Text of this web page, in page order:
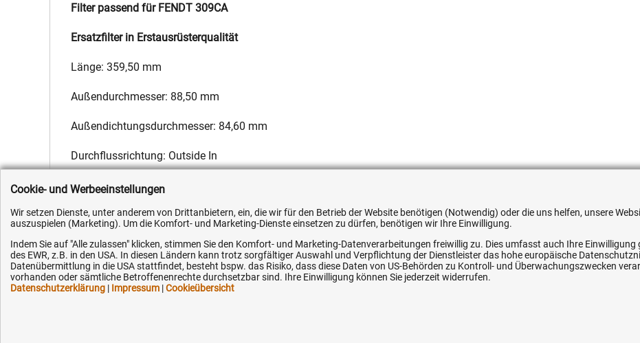
Filter passend für FENDT 309CA
Ersatzfilter in Erstausrüsterqualität
Länge: 359,50 mm
Außendurchmesser: 88,50 mm
Außendichtungsdurchmesser: 84,60 mm
Durchflussrichtung: Outside In
Hersteller: Fleetguard
Kundenhotline (Festnetz): Hilfe & Service Ihre Hytec-Hydraulik Vorteile
Cookie- und Werbeeinstellungen
Wir setzen Dienste, unter anderem von Drittanbietern, ein, die wir für den Betrieb der Website benötigen (Notwendig) oder die uns helfen, unsere
auszuspielen (Marketing). Um die Komfort- und Marketing-Dienste einsetzen zu dürfen, benötigen wir Ihre Einwilligung.
Indem Sie auf "Alle zulassen" klicken, stimmen Sie den Komfort- und Marketing-Datenverarbeitungen freiwillig zu. Dies umfasst auch Ihre
des EWR, z.B. in den USA. In diesen Ländern kann trotz sorgfältiger Auswahl und Verpflichtung der Dienstleister das hohe europäische
Datenübermittlung in die USA stattfindet, besteht bspw. das Risiko, dass diese Daten von US-Behörden zu Kontroll- und Überwachungszwecken
vorhanden oder sämtliche Betroffenenrechte durchsetzbar sind. Ihre Einwilligung können Sie jederzeit widerrufen.
Datenschutzerklärung | Impressum |Cookieübersicht